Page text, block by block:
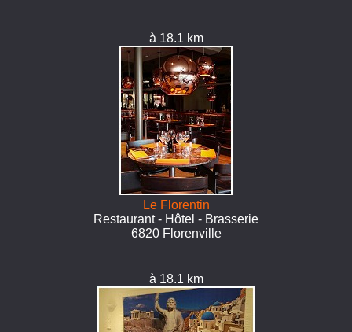
à 18.1 km
Le Florentin
Restaurant - Hôtel - Brasserie
6820 Florenville
à 18.1 km